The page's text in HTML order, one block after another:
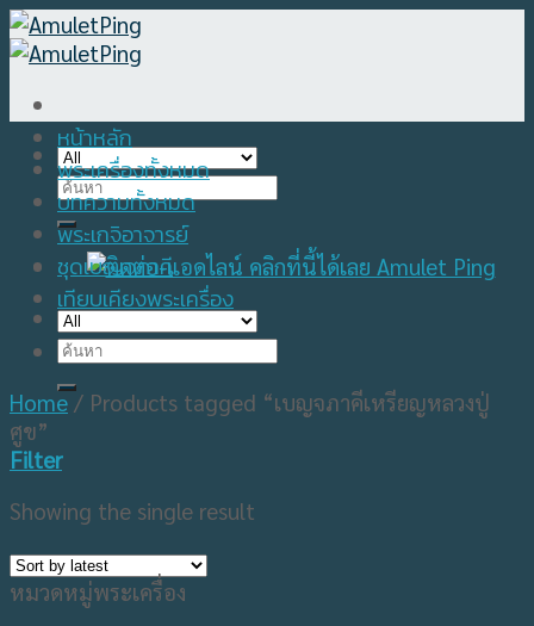
Skip
to
Search
for:
Search
หน้าหลัก
พระเครื่องทั้งหมด
บทความทั้งหมด
พระเกจิอาจารย์
ชุดเบญจภาคี
เทียบเคียงพระเครื่อง
Home / Products tagged “เบญจภาคีเหรียญหลวงปู่
ศูข”
Filter
Showing the single result
หมวดหมู่พระเครื่อง